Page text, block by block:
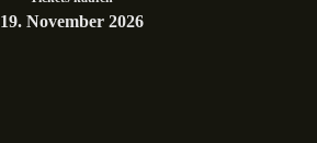
19. November 2026